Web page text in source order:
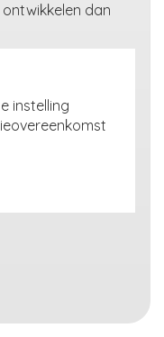
ontwikkelen dan
instelling